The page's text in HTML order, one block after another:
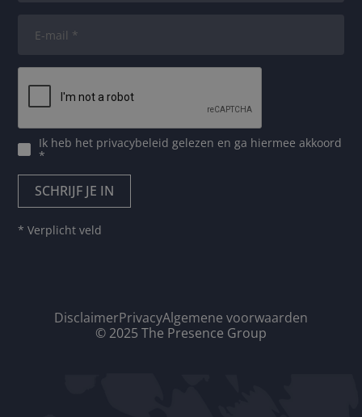
Ik heb het privacybeleid gelezen en ga hiermee akkoord
*
* Verplicht veld
DisclaimerPrivacyAlgemene voorwaarden
© 2025 The Presence Group